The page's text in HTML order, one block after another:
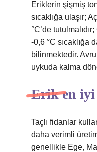
Eriklerin şişmiş
sıcaklığa ulaşır;
°C’de
-0,6 °C sıcaklığa
bilinmektedir.
uykuda kalma
Erik en iyi
Taçlı fidanlar
daha verimli
genellikle Ege,